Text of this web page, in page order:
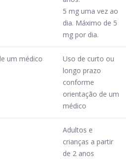
5 mg uma vez ao
dia. Máximo de 5
mg por dia.
um médico
Uso de curto ou
longo prazo
conforme
orientação de um
médico
Adultos e
crianças a partir
de 2 anos